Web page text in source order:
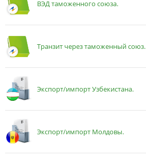
ВЭД таможенного союза.
Транзит через таможенный союз.
Экспорт/импорт Узбекистана.
Экспорт/импорт Молдовы.